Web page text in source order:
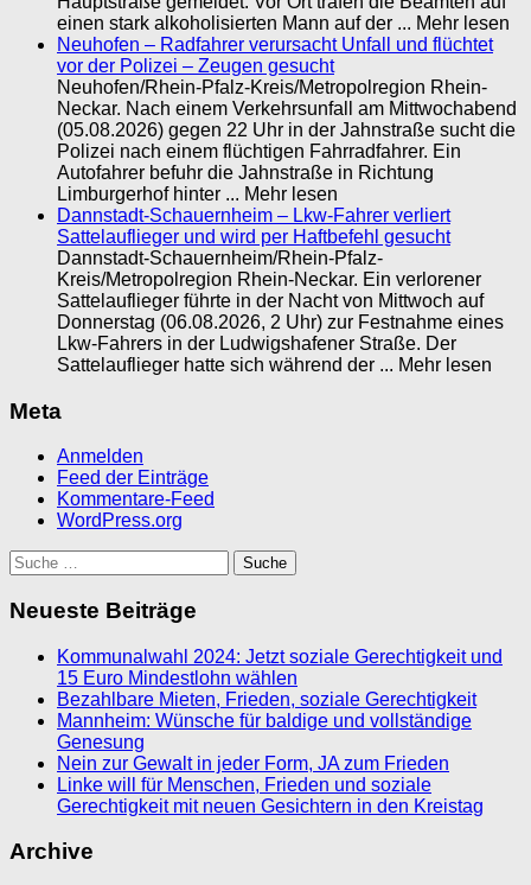
einen stark alkoholisierten Mann auf der ... Mehr lesen
Neuhofen – Radfahrer verursacht Unfall und flüchtet
vor der Polizei – Zeugen gesucht
Neuhofen/Rhein-Pfalz-Kreis/Metropolregion Rhein-
Neckar. Nach einem Verkehrsunfall am Mittwochabend
(05.08.2026) gegen 22 Uhr in der Jahnstraße sucht die
Polizei nach einem flüchtigen Fahrradfahrer. Ein
Autofahrer befuhr die Jahnstraße in Richtung
Limburgerhof hinter ... Mehr lesen
Dannstadt-Schauernheim – Lkw-Fahrer verliert
Sattelauflieger und wird per Haftbefehl gesucht
Dannstadt-Schauernheim/Rhein-Pfalz-
Kreis/Metropolregion Rhein-Neckar. Ein verlorener
Sattelauflieger führte in der Nacht von Mittwoch auf
Donnerstag (06.08.2026, 2 Uhr) zur Festnahme eines
Lkw-Fahrers in der Ludwigshafener Straße. Der
Sattelauflieger hatte sich während der ... Mehr lesen
Meta
Anmelden
Feed der Einträge
Kommentare-Feed
WordPress.org
Suche
nach:
Neueste Beiträge
Kommunalwahl 2024: Jetzt soziale Gerechtigkeit und
15 Euro Mindestlohn wählen
Bezahlbare Mieten, Frieden, soziale Gerechtigkeit
Mannheim: Wünsche für baldige und vollständige
Genesung
Nein zur Gewalt in jeder Form, JA zum Frieden
Linke will für Menschen, Frieden und soziale
Gerechtigkeit mit neuen Gesichtern in den Kreistag
Archive